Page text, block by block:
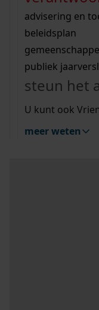
vergunningen
beeld en geluid
uitleg
Wij helpen u op
bekijk alle
Wij helpen u op
bekijk alle
bekijk ons
advisering en
beleidsplan
publiek
steun het
U kunt ook
meer weten
Mijn Studiezaal